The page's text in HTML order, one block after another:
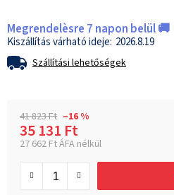
Megrendelèsre 7 napon belül 🚚
2026.8.19
Szállítási lehetőségek
41 823 Ft –16 %
35 131 Ft
27 662 Ft ÁFA nélkül